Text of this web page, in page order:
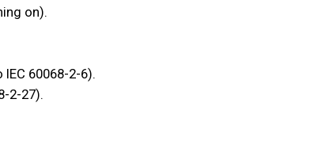
on).
60068-2-6).
2-27).